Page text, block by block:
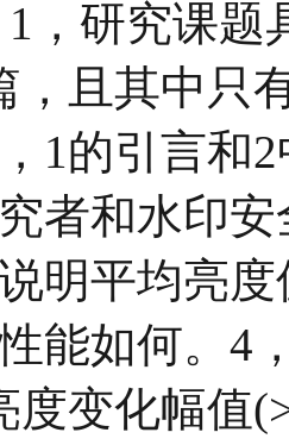
，研究课
，且其中只
1的引言和
者和水印
明平均亮
能如何。4
度变化幅值